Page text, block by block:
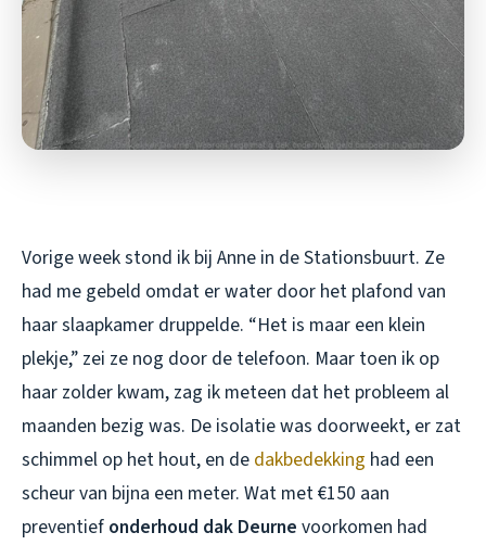
Vorige week stond ik bij Anne in de Stationsbuurt. Ze
had me gebeld omdat er water door het plafond van
haar slaapkamer druppelde. “Het is maar een klein
plekje,” zei ze nog door de telefoon. Maar toen ik op
haar zolder kwam, zag ik meteen dat het probleem al
maanden bezig was. De isolatie was doorweekt, er zat
schimmel op het hout, en de dakbedekking had een
scheur van bijna een meter. Wat met €150 aan
preventief onderhoud dak Deurne voorkomen had